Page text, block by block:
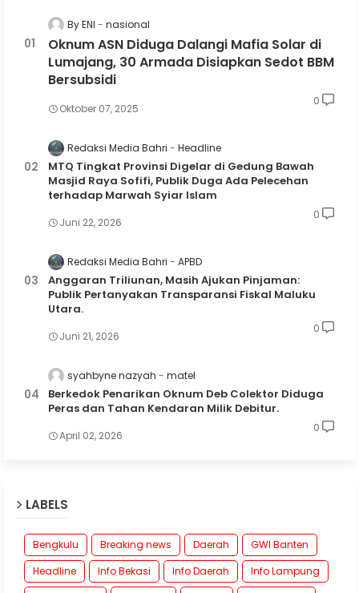
By ENI nasional
Oknum ASN Diduga Dalangi Mafia Solar di
Lumajang, 30 Armada Disiapkan Sedot BBM
Bersubsidi
Oktober 07, 2025
0
Redaksi Media Bahri Headline
MTQ Tingkat Provinsi Digelar di Gedung Bawah
Masjid Raya Sofifi, Publik Duga Ada Pelecehan
terhadap Marwah Syiar Islam
Juni 22, 2026
0
Redaksi Media Bahri APBD
Anggaran Triliunan, Masih Ajukan Pinjaman:
Publik Pertanyakan Transparansi Fiskal Maluku
Utara.
Juni 21, 2026
0
syahbyne nazyah matel
Berkedok Penarikan Oknum Deb Colektor Diduga
Peras dan Tahan Kendaran Milik Debitur.
April 02, 2026
0
LABELS
Bengkulu Breaking news Daerah
GWI Banten
Headline
Info Bekasi Info Daerah
Info Lampung